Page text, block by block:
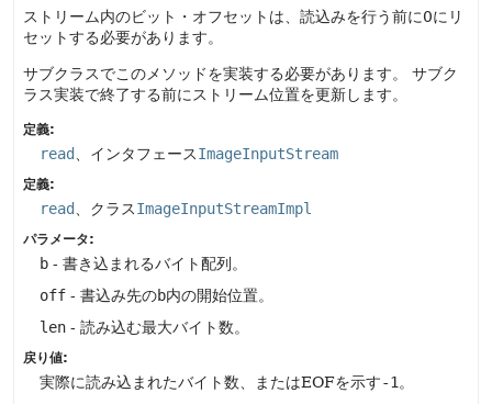
ストリーム内のビット・オフセットは、読込みを行う前に0にリ
セットする必要があります。
サブクラスでこのメソッドを実装する必要があります。
サブク
ラス実装で終了する前にストリーム位置を更新します。
定義:
read 、インタフェースImageInputStream
定義:
read 、クラスImageInputStreamImpl
パラメータ:
b - 書き込まれるバイト配列。
off - 書込み先のb内の開始位置。
len - 読み込む最大バイト数。
戻り値:
実際に読み込まれたバイト数、またはEOFを示す-1 。